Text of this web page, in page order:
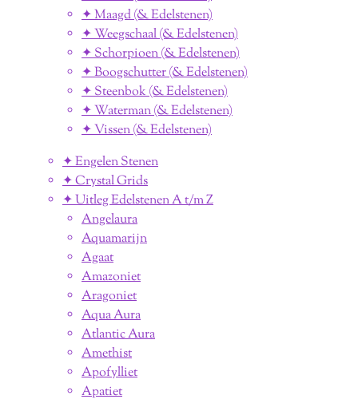
✦ Maagd (& Edelstenen)
✦ Weegschaal (& Edelstenen)
✦ Schorpioen (& Edelstenen)
✦ Boogschutter (& Edelstenen)
✦ Steenbok (& Edelstenen)
✦ Waterman (& Edelstenen)
✦ Vissen (& Edelstenen)
✦ Engelen Stenen
✦ Crystal Grids
✦ Uitleg Edelstenen A t/m Z
Angelaura
Aquamarijn
Agaat
Amazoniet
Aragoniet
Aqua Aura
Atlantic Aura
Amethist
Apofylliet
Apatiet